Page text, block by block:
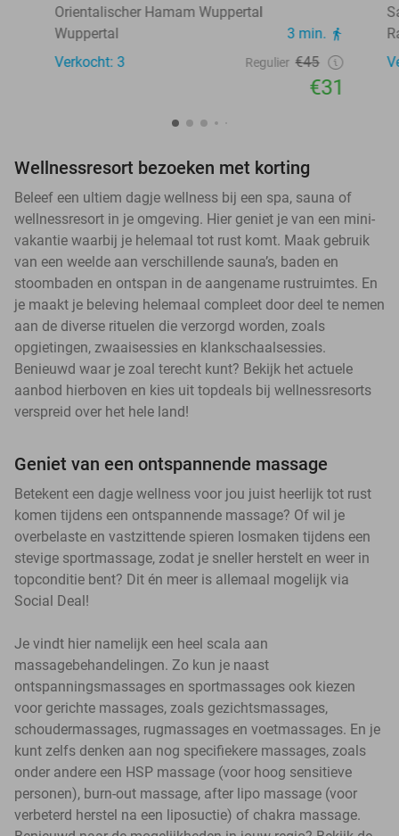
Orientalischer Hamam Wuppertal
Wuppertal
3 min.
Verkocht: 3
Regulier €45
€31
Wellnessresort bezoeken met korting
Beleef een ultiem dagje wellness bij een spa, sauna of
wellnessresort in je omgeving. Hier geniet je van een mini-
vakantie waarbij je helemaal tot rust komt. Maak gebruik
van een weelde aan verschillende sauna’s, baden en
stoombaden en ontspan in de aangename rustruimtes. En
je maakt je beleving helemaal compleet door deel te nemen
aan de diverse rituelen die verzorgd worden, zoals
opgietingen, zwaaisessies en klankschaalsessies.
Benieuwd waar je zoal terecht kunt? Bekijk het actuele
aanbod hierboven en kies uit topdeals bij wellnessresorts
verspreid over het hele land!
Geniet van een ontspannende massage
Betekent een dagje wellness voor jou juist heerlijk tot rust
komen tijdens een ontspannende massage? Of wil je
overbelaste en vastzittende spieren losmaken tijdens een
stevige sportmassage, zodat je sneller herstelt en weer in
topconditie bent? Dit én meer is allemaal mogelijk via
Social Deal!
Je vindt hier namelijk een heel scala aan
massagebehandelingen. Zo kun je naast
ontspanningsmassages en sportmassages ook kiezen
voor gerichte massages, zoals gezichtsmassages,
schoudermassages, rugmassages en voetmassages. En je
kunt zelfs denken aan nog specifiekere massages, zoals
onder andere een HSP massage (voor hoog sensitieve
personen), burn-out massage, after lipo massage (voor
verbeterd herstel na een liposuctie) of chakra massage.